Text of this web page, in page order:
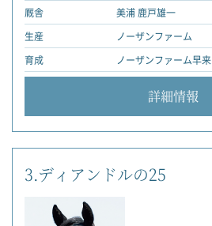
厩舎
美浦 鹿戸雄一
生産
ノーザンファーム
育成
ノーザンファーム早来
詳細情報
3.ディアンドルの25